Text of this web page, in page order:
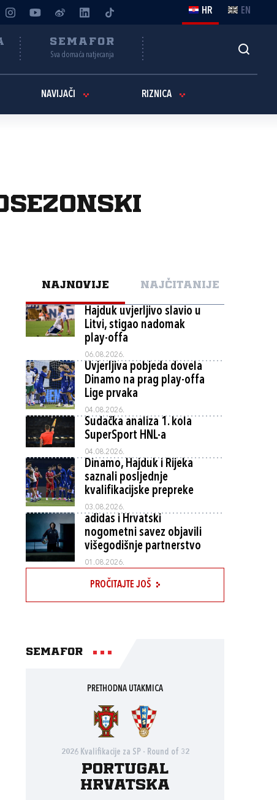
HR EN
SEMAFOR
Sva domaća natjecanja
NAVIJAČI RIZNICA
NAJNOVIJE NAJČITANIJE
Hajduk uvjerljivo slavio u
Litvi, stigao nadomak
play-offa
06.08.2026.
Uvjerljiva pobjeda dovela
Dinamo na prag play-offa
Lige prvaka
04.08.2026.
Sudačka analiza 1. kola
SuperSport HNL-a
04.08.2026.
Dinamo, Hajduk i Rijeka
saznali posljednje
kvalifikacijske prepreke
03.08.2026.
adidas i Hrvatski
nogometni savez objavili
višegodišnje partnerstvo
01.08.2026.
PROČITAJTE JOŠ
Semafor
PRETHODNA UTAKMICA
2026 Kvalifikacije za SP - Round of 32
Portugal
Hrvatska